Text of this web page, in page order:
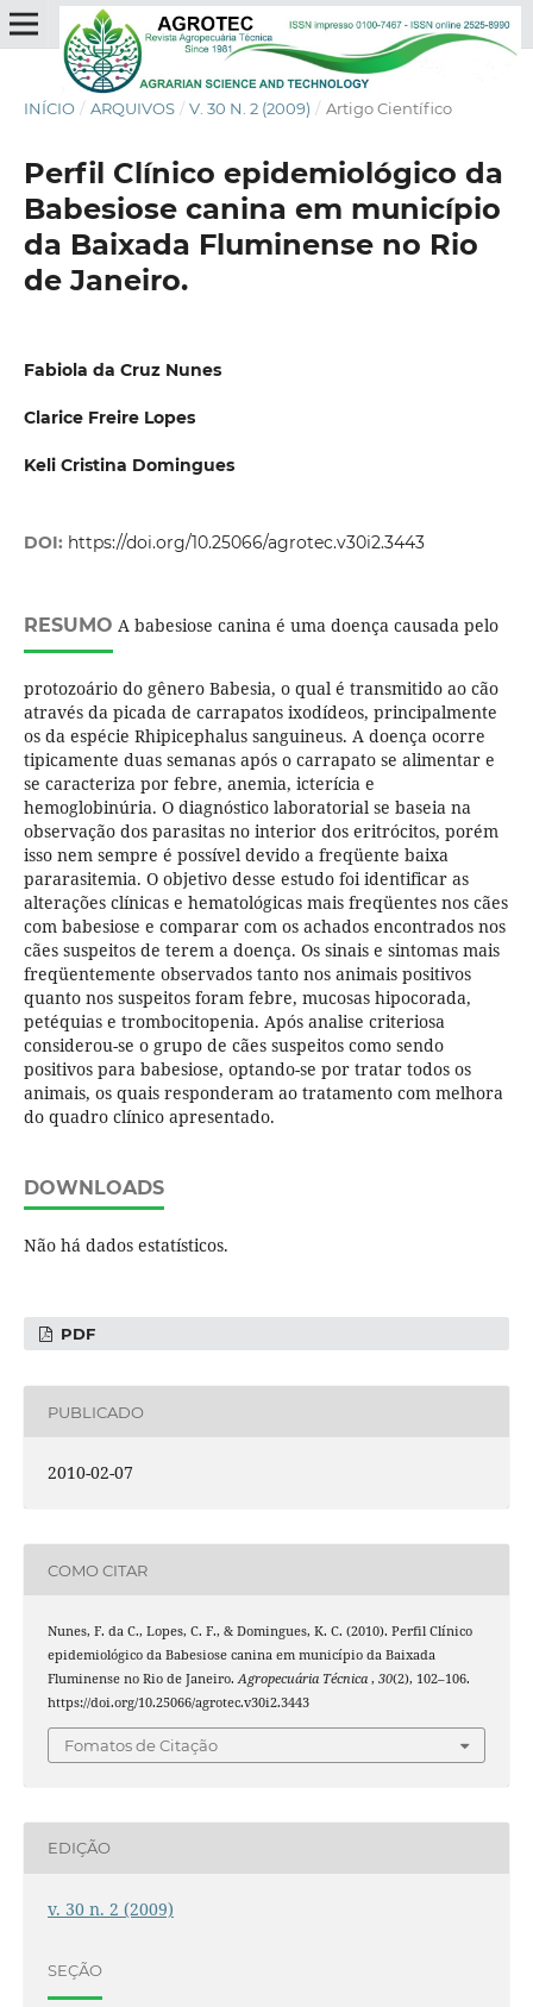
INÍCIO / ARQUIVOS / V. 30 N. 2 (2009) / Artigo Científico
Perfil Clínico epidemiológico da
Babesiose canina em município
da Baixada Fluminense no Rio
de Janeiro.
Fabiola da Cruz Nunes
Clarice Freire Lopes
Keli Cristina Domingues
DOI: https://doi.org/10.25066/agrotec.v30i2.3443
RESUMO A babesiose canina é uma doença causada pelo
protozoário do gênero Babesia, o qual é transmitido ao cão
através da picada de carrapatos ixodídeos, principalmente
os da espécie Rhipicephalus sanguineus. A doença ocorre
tipicamente duas semanas após o carrapato se alimentar e
se caracteriza por febre, anemia, icterícia e
hemoglobinúria. O diagnóstico laboratorial se baseia na
observação dos parasitas no interior dos eritrócitos, porém
isso nem sempre é possível devido a freqüente baixa
pararasitemia. O objetivo desse estudo foi identificar as
alterações clínicas e hematológicas mais freqüentes nos cães
com babesiose e comparar com os achados encontrados nos
cães suspeitos de terem a doença. Os sinais e sintomas mais
freqüentemente observados tanto nos animais positivos
quanto nos suspeitos foram febre, mucosas hipocorada,
petéquias e trombocitopenia. Após analise criteriosa
considerou-se o grupo de cães suspeitos como sendo
positivos para babesiose, optando-se por tratar todos os
animais, os quais responderam ao tratamento com melhora
do quadro clínico apresentado.
DOWNLOADS
Não há dados estatísticos.
PDF
PUBLICADO
2010-02-07
COMO CITAR
Nunes, F. da C., Lopes, C. F., & Domingues, K. C. (2010). Perfil Clínico
epidemiológico da Babesiose canina em município da Baixada
Fluminense no Rio de Janeiro.Agropecuária Técnica , 30(2), 102–106.
https://doi.org/10.25066/agrotec.v30i2.3443
Fomatos de Citação
EDIÇÃO
v. 30 n. 2 (2009)
SEÇÃO